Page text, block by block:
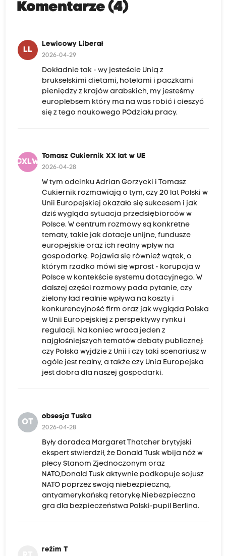
Komentarze (4)
LL
Lewicowy Liberał
2026-04-29
Dokładnie tak - wy jesteście Unią z
brukselskimi dietami, hotelami i paczkami
pieniędzy z krajów arabskich, my jesteśmy
europlebsem który ma na was robić i cieszyć
się z tego naukowego POdziału pracy.
TCXLWU
Tomasz Cukiernik XX lat w UE
2026-04-28
W tym odcinku Adrian Gorzycki i Tomasz
Cukiernik rozmawiają o tym, czy 20 lat Polski w
Unii Europejskiej okazało się sukcesem i jak
dziś wygląda sytuacja przedsiębiorców w
Polsce. W centrum rozmowy są konkretne
tematy, takie jak dotacje unijne, fundusze
europejskie oraz ich realny wpływ na
gospodarkę. Pojawia się również wątek, o
którym rzadko mówi się wprost - korupcja w
Polsce w kontekście systemu dotacyjnego. W
dalszej części rozmowy pada pytanie, czy
zielony ład realnie wpływa na koszty i
konkurencyjność firm oraz jak wygląda Polska
w Unii Europejskiej z perspektywy rynku i
regulacji. Na koniec wraca jeden z
najgłośniejszych tematów debaty publicznej:
czy Polska wyjdzie z Unii i czy taki scenariusz w
ogóle jest realny, a także czy Unia Europejska
jest dobra dla naszej gospodarki.
OT
obsesja Tuska
2026-04-28
Były doradca Margaret Thatcher brytyjski
ekspert stwierdził, że Donald Tusk wbija nóż w
plecy Stanom Zjednoczonym oraz
NATO,Donald Tusk aktywnie podkopuje sojusz
NATO poprzez swoją niebezpieczną,
antyamerykańską retorykę.Niebezpieczna
gra dla bezpieczeństwa Polski-pupil Berlina.
reżim T